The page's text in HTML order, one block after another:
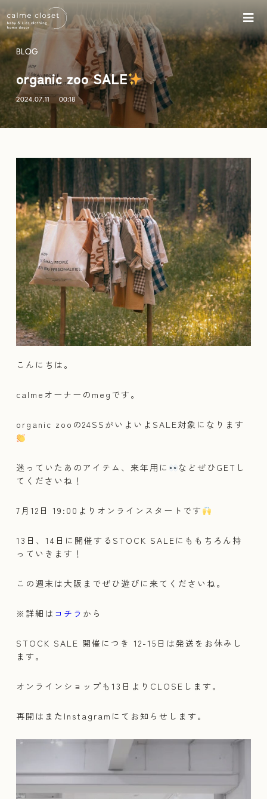
BLOG
organic zoo SALE
2024.07.11 00:18
こんにちは。
calmeオーナーのmegです。
organic zooの24SSがいよいよSALE対象になります
迷っていたあのアイテム、来年用に
などぜひGETし
てくださいね！
7月12日 19:00よりオンラインスタートです
13日、14日に開催するSTOCK SALEにももちろん持
っていきます！
この週末は大阪までぜひ遊びに来てくださいね。
※詳細は コチラ から
STOCK SALE 開催につき 12-15日は発送をお休みし
ます。
オンラインショップも13日よりCLOSEします。
再開はまたInstagramにてお知らせします。